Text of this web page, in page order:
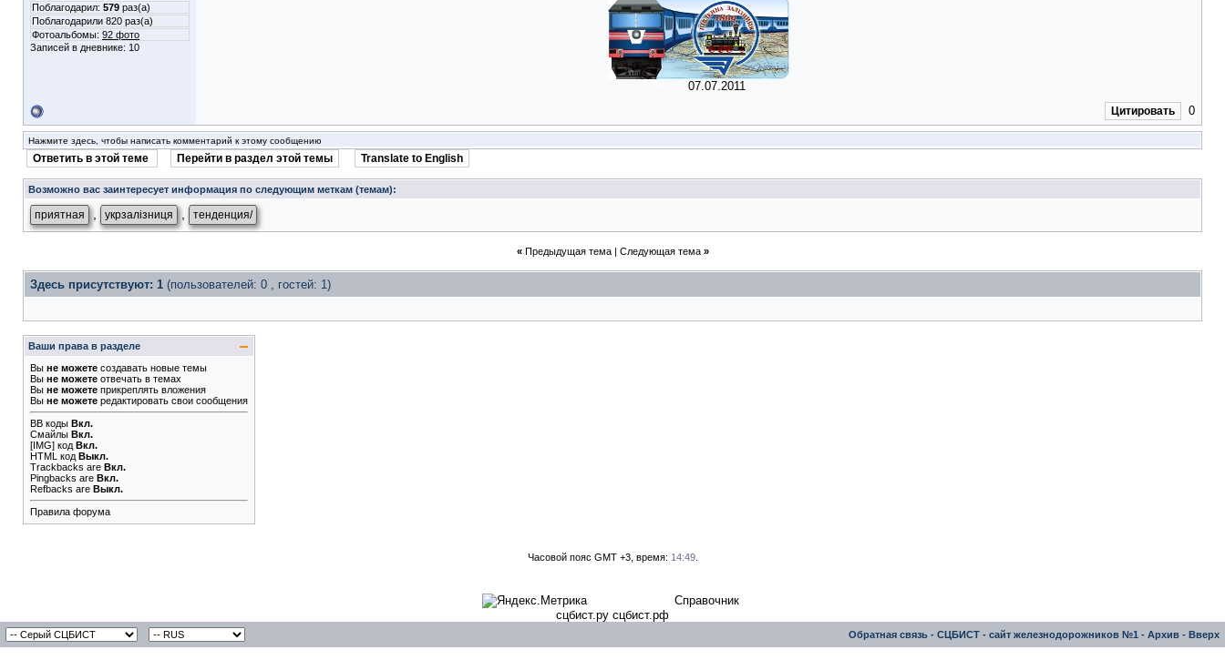
Поблагодарил: 579 раз(а)
Поблагодарили 820 раз(а)
Фотоальбомы: 92 фото
Записей в дневнике: 10
07.07.2011
Цитировать 0
Нажмите здесь, чтобы написать комментарий к этому сообщению
Ответить в этой теме Перейти в раздел этой темы Translate to English
Возможно вас заинтересует информация по следующим меткам (темам):
приятная укрзалізниця тенденция/
« Предыдущая тема| Следующая тема »
Здесь присутствуют: 1 (пользователей: 0 , гостей: 1)
Ваши права в разделе
Вы не можете создавать новые темы
Вы не можете отвечать в темах
Вы не можете прикреплять вложения
Вы не можете редактировать свои сообщения
BB коды Вкл.
Смайлы Вкл.
[IMG] код Вкл.
HTML код Выкл.
Trackbacks are Вкл.
Pingbacks are Вкл.
Refbacks are Выкл.
Правила форума
Часовой пояс GMT +3, время: 14:49.
Справочник
сцбист.ру сцбист.рф
Обратная связь - СЦБИСТ - сайт железнодорожников №1 - Архив - Вверх